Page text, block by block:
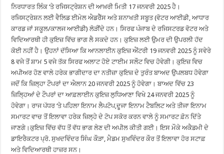
ਨਿਰਧਾਰਤ ਲਿੰਕ ‘ਤੇ ਰਜਿਸਟ੍ਰੇਸ਼ਨ ਦੀ ਆਖ਼ਰੀ ਮਿਤੀ 17 ਜਨਵਰੀ 2025 ਹੈ।
ਰਜਿਸਟ੍ਰੇਸ਼ਨ ਲਈ ਵੈਲਿਡ ਈਮੇਲ ਐਡਰੈੱਸ ਅਤੇ ਸ਼ਨਾਖਤੀ ਸਬੂਤ (ਵੋਟਰ ਆਈਡੀ, ਆਧਾਰ
ਕਾਰਡ ਜਾਂ ਸਕੂਲ/ਕਾਲਜ ਆਈਡੀ) ਲੋੜੀਂਦੇ ਹਨ। ਸਿਰਫ ਪੰਜਾਬ ਦੇ ਰਜਿਸਟਰਡ ਵੋਟਰ ਅਤੇ
ਵਿਦਿਆਰਥੀ ਹੀ ਕੁਇਜ਼ ਵਿੱਚ ਭਾਗ ਲੈ ਸਕਦੇ ਹਨ। ਕੁਇਜ਼ ਲਈ ਉਮਰ ਦੀ ਉਪਰਲੀ ਹੱਦ
ਕੋਈ ਨਹੀਂ ਹੈ। ਉਹਨਾਂ ਦੱਸਿਆ ਕਿ ਆਨਲਾਈਨ ਕੁਇਜ਼ ਐਂਟਰੀ 19 ਜਨਵਰੀ 2025 ਨੂੰ ਸਵੇਰੇ
8 ਵਜੇ ਤੋਂ ਸ਼ਾਮ 5 ਵਜੇ ਤੱਕ ਸਿਰਫ ਅਲਾਟ ਹੋਏ ਟਾਈਮ ਸਲੌਟ ਵਿਚ ਹੋਵੇਗੀ। ਕੁਇਜ਼ ਵਿਚ
ਅਪੀਅਰ ਹੋਣ ਵਾਲੇ ਹਰੇਕ ਭਾਗੀਦਾਰ ਦਾ ਨਤੀਜ਼ਾ ਕੁਇਜ਼ ਦੇ ਤੁਰੰਤ ਬਾਅਦ ਉਪਲਬਧ ਹੋਵੇਗਾ
ਜਦੋਂ ਕਿ ਜ਼ਿਲ੍ਹਾ ਟੌਪਰਾਂ ਦਾ ਐਲਾਨ 20 ਜਨਵਰੀ 2025 ਨੂੰ ਹੋਵੇਗਾ। ਬਾਅਦ ਵਿੱਚ 23
ਜ਼ਿਲ੍ਹਿਆਂ ਦੇ ਟੌਪਰਾਂ ਦਾ ਆਫ਼ਲਾਈਨ ਕੁਇਜ਼ ਲੁਧਿਆਣਾ ਵਿਖੇ 24 ਜਨਵਰੀ 2025 ਨੂੰ
ਹੋਵੇਗਾ। ਰਾਜ ਪੱਧਰ ‘ਤੇ ਪਹਿਲਾ ਇਨਾਮ ਲੈਪਟੋਪ,ਦੂਜਾ ਇਨਾਮ ਟੈਬਲਿਟ ਅਤੇ ਤੀਜਾ ਇਨਾਮ
ਸਮਾਰਟ ਵਾਚ ਤੋਂ ਇਲਾਵਾ ਹਰੇਕ ਜ਼ਿਲ੍ਹੇ ਦੇ ਟੋਪ ਸਕੋਰ ਕਰਨ ਵਾਲੇ ਨੂੰ ਸਮਾਰਟ ਫ਼ੋਨ ਦਿੱਤੇ
ਜਾਣਗੇ।ਕੁਇਜ਼ ਵਿੱਚ ਵੱਧ ਤੋਂ ਵੱਧ ਭਾਗ ਲੇਣ ਦੀ ਅਪੀਲ ਕੀਤੀ ਗਈ। ਇਸ ਮੌਕੇ ਅਕੈਡਮੀ ਦੇ
ਡਾਇਰੈਕਟਰ ਪ੍ਰੋ. ਸੁਖਦਵਿੰਦਰ ਸਿੰਘ ਕੌੜਾ, ਮੈਡਮ ਸੁਖਵਿੰਦਰ ਕੌਰ ਤੋਂ ਇਲਾਵਾ ਹੋਰ ਸਟਾਫ਼
ਅਤੇ ਵਿਦਿਆਰਥੀ ਹਾਜ਼ਰ ਸਨ।